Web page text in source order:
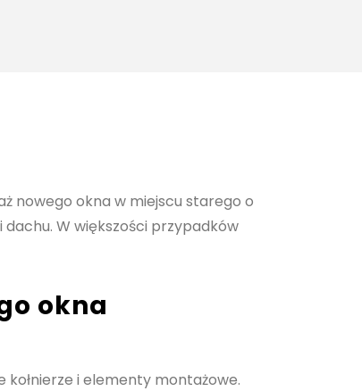
nowego okna w miejscu starego o
W większości przypadków
okna
i elementy montażowe.